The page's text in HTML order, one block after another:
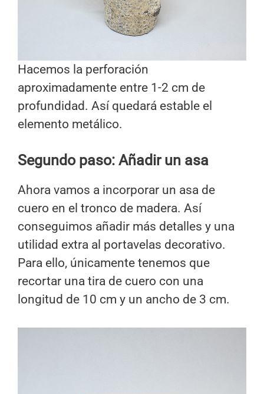
Hacemos la perforación
aproximadamente entre 1-2 cm de
profundidad. Así quedará estable el
elemento metálico.
Segundo paso: Añadir un asa
Ahora vamos a incorporar un asa de
cuero en el tronco de madera. Así
conseguimos añadir más detalles y una
utilidad extra al portavelas decorativo.
Para ello, únicamente tenemos que
recortar una tira de cuero con una
longitud de 10 cm y un ancho de 3 cm.